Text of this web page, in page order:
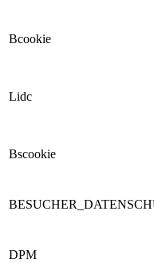
Bcookie
Lidc
Bscookie
DPM